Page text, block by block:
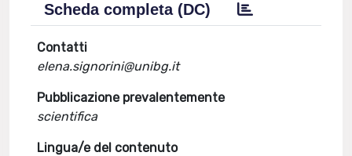
Scheda completa (DC)
Contatti
elena.signorini@unibg.it
Pubblicazione prevalentemente
scientifica
Lingua/e del contenuto